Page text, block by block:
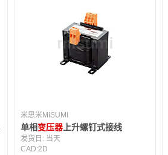
米思米MISUMI
单相变压器上升螺钉式接线
发货日: 当天
CAD:2D